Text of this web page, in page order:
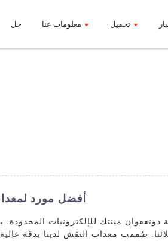
حل معلومات عنا تحميل
أفضل مورد
مينتك للإلكترونيات المحدودة.
صُممت معدات النقش لدينا بدقة